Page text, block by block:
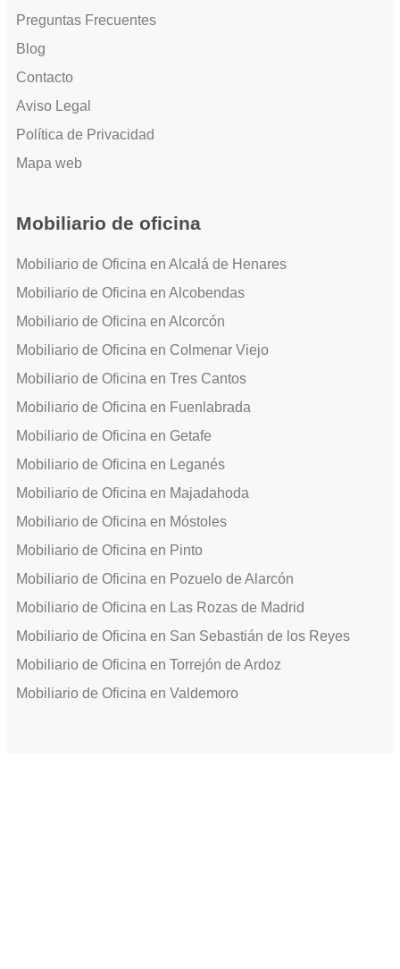
Preguntas Frecuentes
Blog
Contacto
Aviso Legal
Política de Privacidad
Mapa web
Mobiliario de oficina
Mobiliario de Oficina en Alcalá de Henares
Mobiliario de Oficina en Alcobendas
Mobiliario de Oficina en Alcorcón
Mobiliario de Oficina en Colmenar Viejo
Mobiliario de Oficina en Tres Cantos
Mobiliario de Oficina en Fuenlabrada
Mobiliario de Oficina en Getafe
Mobiliario de Oficina en Leganés
Mobiliario de Oficina en Majadahoda
Mobiliario de Oficina en Móstoles
Mobiliario de Oficina en Pinto
Mobiliario de Oficina en Pozuelo de Alarcón
Mobiliario de Oficina en Las Rozas de Madrid
Mobiliario de Oficina en San Sebastián de los Reyes
Mobiliario de Oficina en Torrejón de Ardoz
Mobiliario de Oficina en Valdemoro